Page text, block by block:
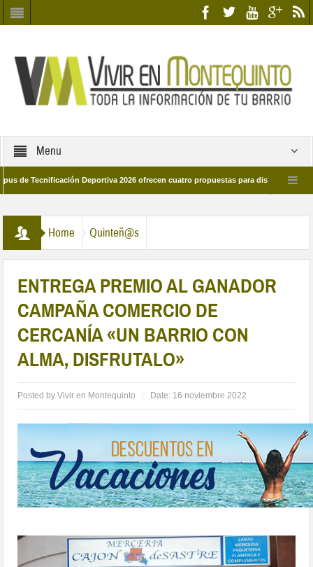
Menu
Deportiva 2026 ofrecen cuatro propuestas para disfrutar del deporte
Home Quinteñ@s
ENTREGA PREMIO AL GANADOR
CAMPAÑA COMERCIO DE
CERCANÍA «UN BARRIO CON
ALMA, DISFRUTALO»
Posted byVivir en Montequinto Date: 16 noviembre 2022